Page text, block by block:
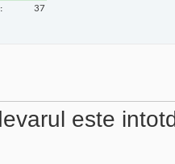
37
este